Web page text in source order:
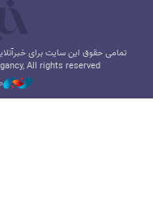
تمامی حقوق این سایت برای
All rights reserved